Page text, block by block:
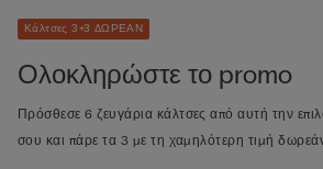
Κάλτσες 3+3 ΔΩΡΕΑΝ
Ολοκληρώστε το promo
Πρόσθεσε 6 ζευγάρια κάλτσες από αυτή την
σου και πάρε τα 3 με τη χαμηλότερη τιμή